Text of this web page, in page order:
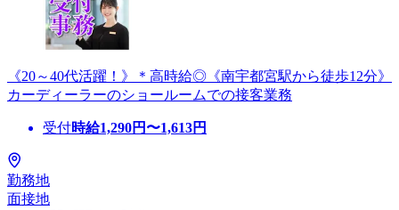
《20～40代活躍！》＊高時給◎《南宇都宮駅から徒歩12分》
カーディーラーのショールームでの接客業務
受付時給1,290円〜1,613円
勤務地
面接地